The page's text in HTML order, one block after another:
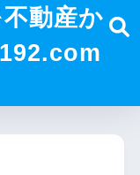
動産か